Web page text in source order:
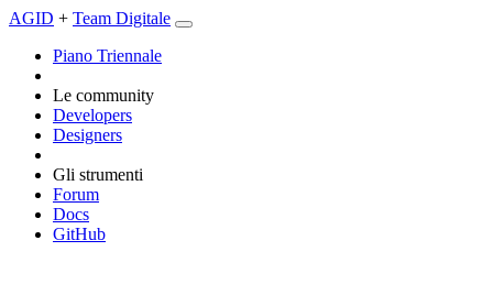
AGID + Team Digitale
Piano Triennale
Le community
Developers
Designers
Gli strumenti
Forum
Docs
GitHub